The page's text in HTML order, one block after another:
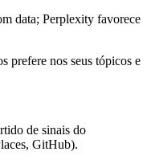
data; Perplexity favorece
prefere nos seus tópicos e
de sinais do
GitHub).